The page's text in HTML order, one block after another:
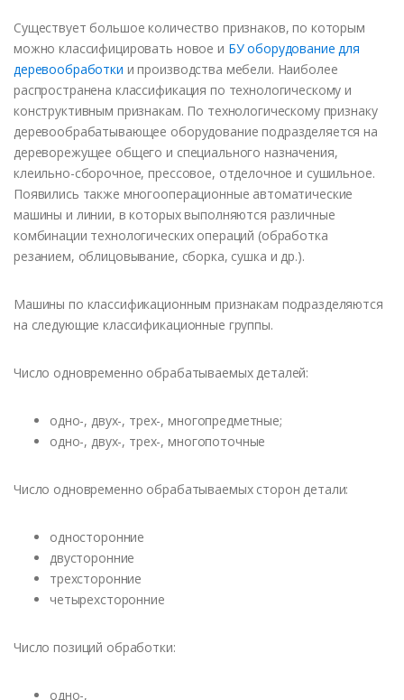
Существует большое количество признаков, по которым
можно классифицировать новое и БУ оборудование для
деревообработки и производства мебели. Наиболее
распространена классификация по технологическому и
конструктивным признакам. По технологическому признаку
деревообрабатывающее оборудование подразделяется на
дереворежущее общего и специального назначения,
клеильно-сборочное, прессовое, отделочное и сушильное.
Появились также многооперационные автоматические
машины и линии, в которых выполняются различные
комбинации технологических операций (обработка
резанием, облицовывание, сборка, сушка и др.).
Машины по классификационным признакам подразделяются
на следующие классификационные группы.
Число одновременно обрабатываемых деталей:
одно-, двух-, трех-, многопредметные;
одно-, двух-, трех-, многопоточные
Число одновременно обрабатываемых сторон детали:
односторонние
двусторонние
трехсторонние
четырехсторонние
Число позиций обработки:
одно-,